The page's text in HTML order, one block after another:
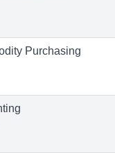
Purchasing